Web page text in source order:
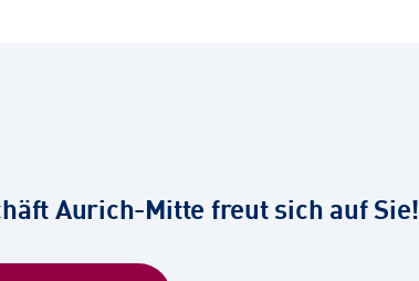
Aurich-Mitte freut sich auf Sie!